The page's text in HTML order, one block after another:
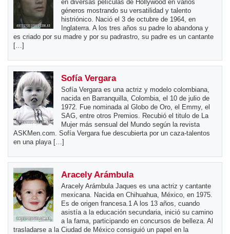
en diversas películas de Hollywood en varios
géneros mostrando su versatilidad y talento
histriónico. Nació el 3 de octubre de 1964, en
Inglaterra. A los tres años su padre lo abandona y
es criado por su madre y por su padrastro, su padre es un cantante
[…]
Sofía Vergara
Sofía Vergara es una actriz y modelo colombiana,
nacida en Barranquilla, Colombia, el 10 de julio de
1972. Fue nominada al Globo de Oro, el Emmy, el
SAG, entre otros Premios. Recubió el titulo de La
Mujer más sensual del Mundo según la revista
ASKMen.com. Sofía Vergara fue descubierta por un caza-talentos
en una playa […]
Aracely Arámbula
Aracely Arámbula Jaques es una actriz y cantante
mexicana. Nacida en Chihuahua, México, en 1975.
Es de origen francesa.1 A los 13 años, cuando
asistía a la educación secundaria, inició su camino
a la fama, participando en concursos de belleza. Al
trasladarse a la Ciudad de México consiguió un papel en la